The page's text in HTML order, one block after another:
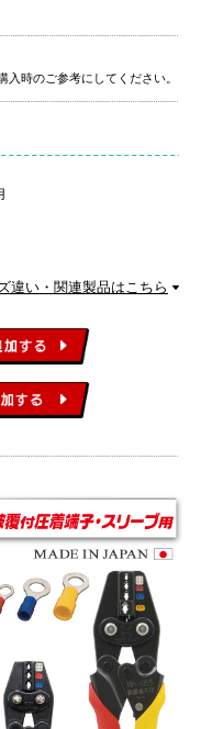
時のご参考にしてください。
違い・関連製品はこちら